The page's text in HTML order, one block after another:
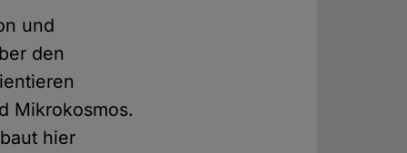
und
den
Mikrokosmos.
hier